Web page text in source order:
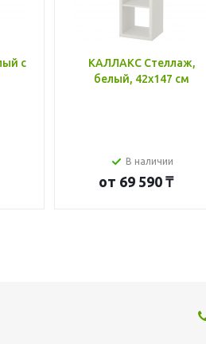
с
КАЛЛАКС Стеллаж,
белый, 42x147 см
В наличии
от 69 590 ₸